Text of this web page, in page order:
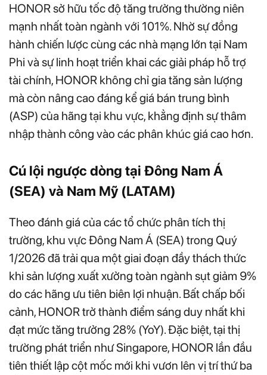
HONOR sở hữu tốc độ tăng trưởng thường niên
mạnh nhất toàn ngành với 101%. Nhờ sự đồng
hành chiến lược cùng các nhà mạng lớn tại Nam
Phi và sự linh hoạt triển khai các giải pháp hỗ trợ
tài chính, HONOR không chỉ gia tăng sản lượng
mà còn nâng cao đáng kể giá bán trung bình
(ASP) của hãng tại khu vực, khẳng định sự thâm
nhập thành công vào các phân khúc giá cao hơn.
Cú lội ngược dòng tại Đông Nam Á
(SEA) và Nam Mỹ (LATAM)
Theo đánh giá của các tổ chức phân tích thị
trường, khu vực Đông Nam Á (SEA) trong Quý
1/2026 đã trải qua một giai đoạn đầy thách thức
khi sản lượng xuất xưởng toàn ngành sụt giảm 9%
do các hãng ưu tiên biên lợi nhuận. Bất chấp bối
cảnh, HONOR trở thành điểm sáng duy nhất khi
đạt mức tăng trưởng 28% (YoY). Đặc biệt, tại thị
trường phát triển như Singapore, HONOR lần đầu
tiên thiết lập cột mốc mới khi vươn lên vị trí thứ ba